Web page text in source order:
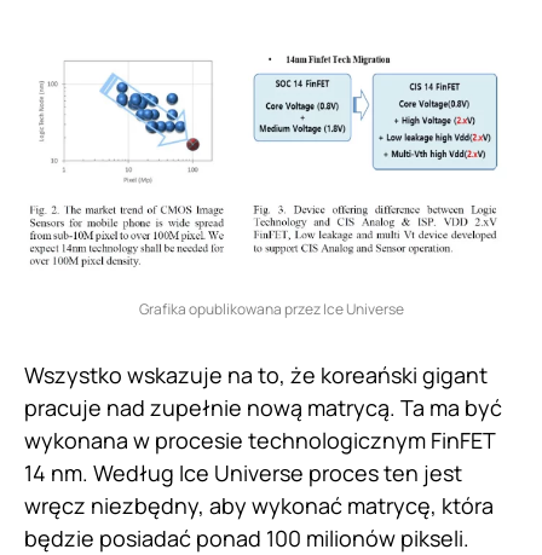
Grafika opublikowana przez Ice Universe
Wszystko wskazuje na to, że koreański gigant
pracuje nad zupełnie nową matrycą. Ta ma być
wykonana w procesie technologicznym FinFET
14 nm. Według Ice Universe proces ten jest
wręcz niezbędny, aby wykonać matrycę, która
będzie posiadać ponad 100 milionów pikseli.